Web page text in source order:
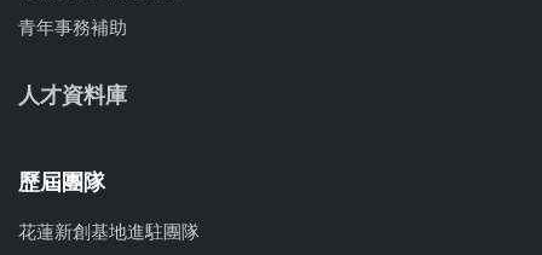
青年事務補助
人才資料庫
歷屆團隊
花蓮新創基地進駐團隊